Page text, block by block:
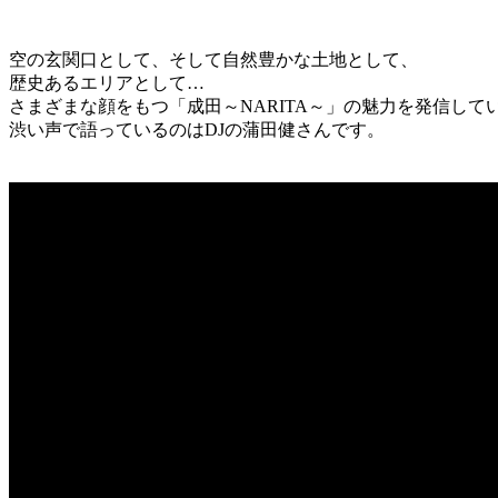
空の玄関口として、そして自然豊かな土地として、
歴史あるエリアとして…
さまざまな顔をもつ「成田～NARITA～」の魅力を発信して
渋い声で語っているのはDJの蒲田健さんです。